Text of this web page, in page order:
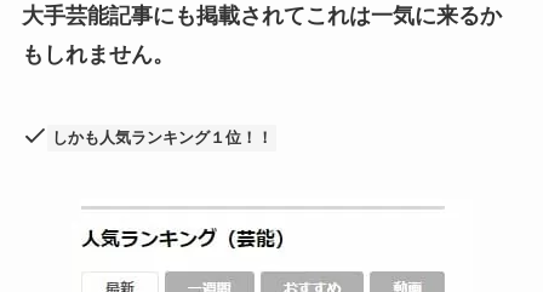
大手芸能記事にも掲載されてこれは一気に来るか
もしれません。
しかも人気ランキング１位！！